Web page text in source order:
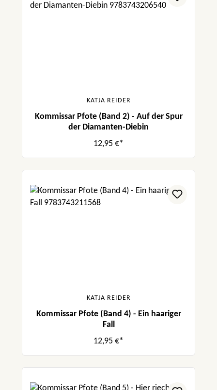
KATJA REIDER
Kommissar Pfote (Band 2) - Auf der Spur
der Diamanten-Diebin
12,95 €*
KATJA REIDER
Kommissar Pfote (Band 4) - Ein haariger
Fall
12,95 €*